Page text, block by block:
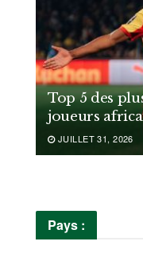
Top 5 des
joueurs
JUILLET 31, 2026
Pays :